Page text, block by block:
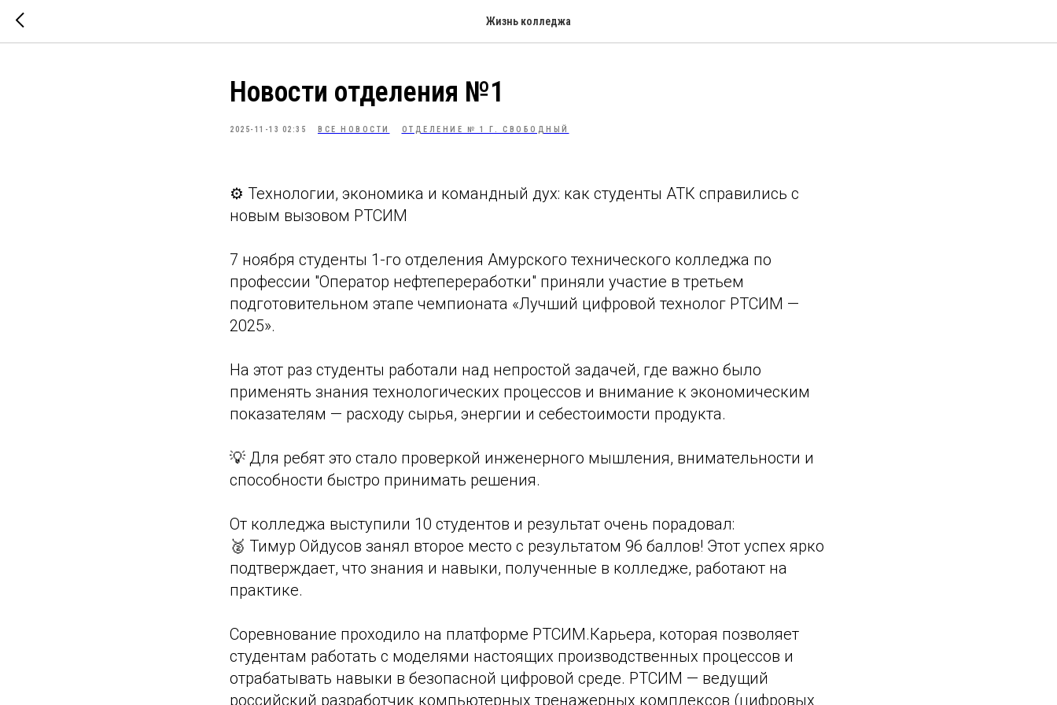
Жизнь колледжа
Новости отделения №1
2025-11-13 02:35 ВСЕ НОВОСТИ ОТДЕЛЕНИЕ № 1 Г. СВОБОДНЫЙ
⚙️ Технологии, экономика и командный дух: как студенты АТК справились с
новым вызовом РТСИМ
7 ноября студенты 1-го отделения Амурского технического колледжа по
профессии "Оператор нефтепереработки" приняли участие в третьем
подготовительном этапе чемпионата «Лучший цифровой технолог РТСИМ —
2025».
На этот раз студенты работали над непростой задачей, где важно было
применять знания технологических процессов и внимание к экономическим
показателям — расходу сырья, энергии и себестоимости продукта.
💡 Для ребят это стало проверкой инженерного мышления, внимательности и
способности быстро принимать решения.
От колледжа выступили 10 студентов и результат очень порадовал:
🥈 Тимур Ойдусов занял второе место с результатом 96 баллов! Этот успех ярко
подтверждает, что знания и навыки, полученные в колледже, работают на
практике.
Соревнование проходило на платформе РТСИМ.Карьера, которая позволяет
студентам работать с моделями настоящих производственных процессов и
отрабатывать навыки в безопасной цифровой среде. РТСИМ — ведущий
российский разработчик компьютерных тренажерных комплексов (цифровых